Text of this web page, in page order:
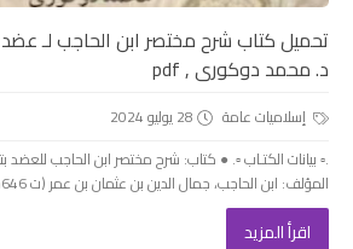
تحميل كتاب شرح مختصر ابن الحاجب لـ
د. محمد دوكورى , pdf
إسلاميات عامة
28 يوليو 2024
.▫️ بيانات الكتـاب ▫️. ● كتاب: شرح مختصر ابن الحاجب
المؤلف: ابن الحاجب، جمال الدين بن عثمان بن عمر (ت 646هـ) ش...
اقرأ المزيد